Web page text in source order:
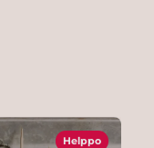
Helppo